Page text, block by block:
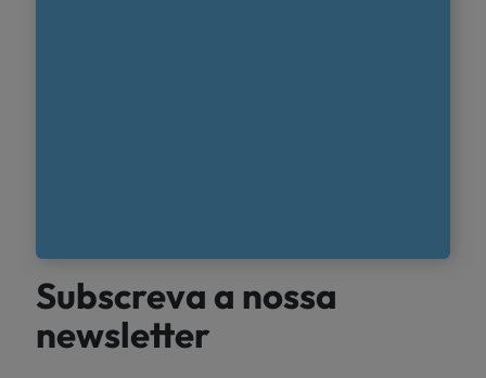
Subscreva a nossa
newsletter